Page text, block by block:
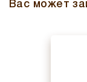
Вас может